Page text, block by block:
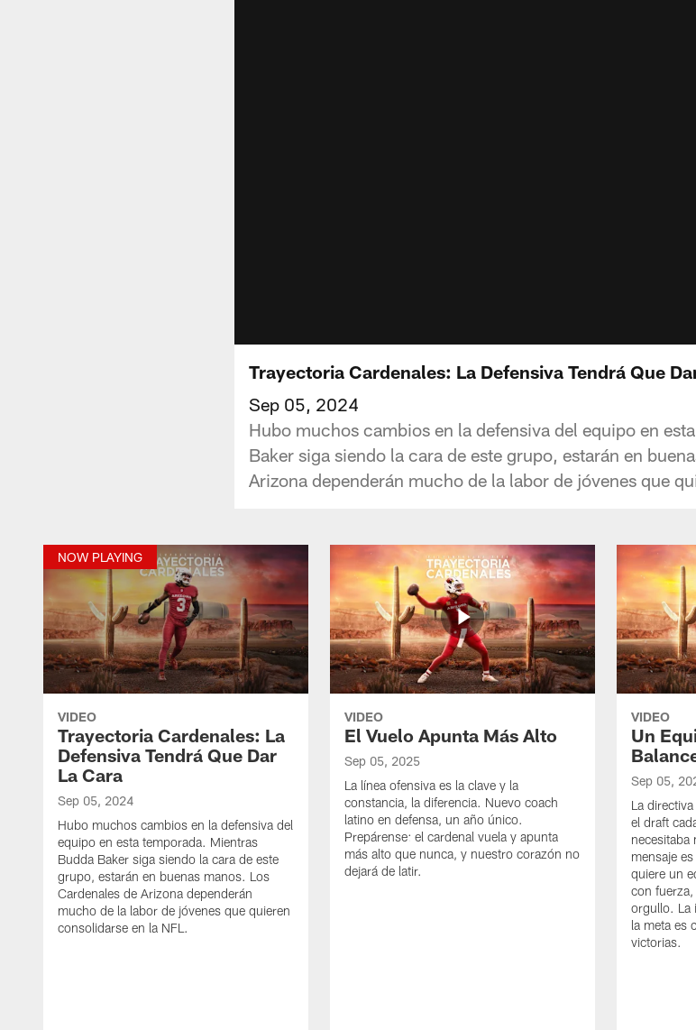
Trayectoria Cardenales: La Defensiva Tendrá Que
Sep 05, 2024
Hubo muchos cambios en la defensiva del equipo en
Baker siga siendo la cara de este grupo, estarán en
Arizona dependerán mucho de la labor de jóvenes que
NOW PLAYING
VIDEO
Trayectoria Cardenales: La
Defensiva Tendrá Que Dar
La Cara
Sep 05, 2024
Hubo muchos cambios en la defensiva del
equipo en esta temporada. Mientras
Budda Baker siga siendo la cara de este
grupo, estarán en buenas manos. Los
Cardenales de Arizona dependerán
mucho de la labor de jóvenes que quieren
consolidarse en la NFL.
VIDEO
El Vuelo Apunta Más Alto
Sep 05, 2025
La línea ofensiva es la clave y la
constancia, la diferencia. Nuevo coach
latino en defensa, un año único.
Prepárense: el cardenal vuela y apunta
más alto que nunca, y nuestro corazón no
dejará de latir.
VIDEO
Un
Sep 05,
La
el draft
necesitaba
mensaje
quiere un
con
orgullo. La
la meta es
victorias.